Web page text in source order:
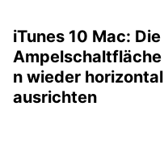
iTunes 10 Mac: Die
Ampelschaltfläche
n wieder horizontal
ausrichten